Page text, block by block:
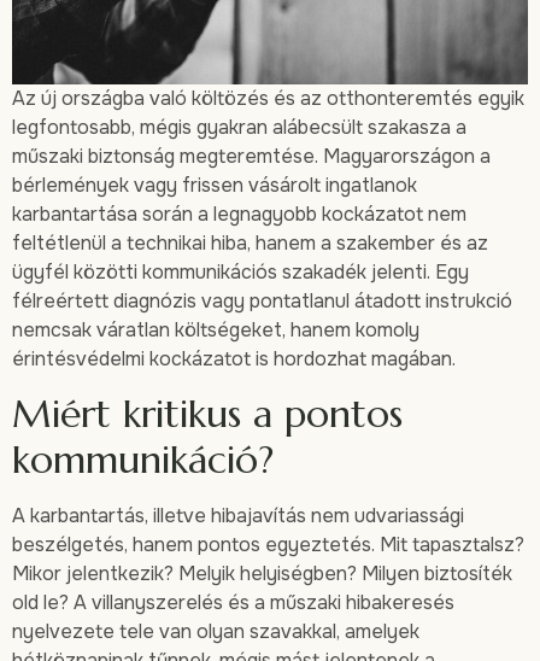
Az új országba való költözés és az otthonteremtés egyik
legfontosabb, mégis gyakran alábecsült szakasza a
műszaki biztonság megteremtése. Magyarországon a
bérlemények vagy frissen vásárolt ingatlanok
karbantartása során a legnagyobb kockázatot nem
feltétlenül a technikai hiba, hanem a szakember és az
ügyfél közötti kommunikációs szakadék jelenti. Egy
félreértett diagnózis vagy pontatlanul átadott instrukció
nemcsak váratlan költségeket, hanem komoly
érintésvédelmi kockázatot is hordozhat magában.
Miért kritikus a pontos
kommunikáció?
A karbantartás, illetve hibajavítás nem udvariassági
beszélgetés, hanem pontos egyeztetés. Mit tapasztalsz?
Mikor jelentkezik? Melyik helyiségben? Milyen biztosíték
old le? A villanyszerelés és a műszaki hibakeresés
nyelvezete tele van olyan szavakkal, amelyek